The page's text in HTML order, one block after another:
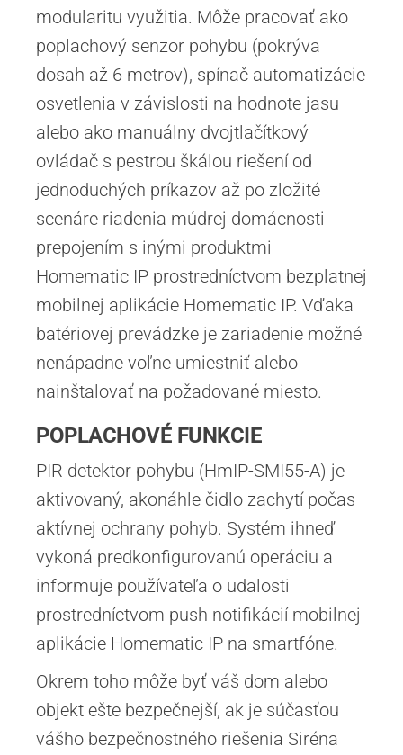
modularitu využitia. Môže pracovať ako
poplachový senzor pohybu (pokrýva
dosah až 6 metrov), spínač automatizácie
osvetlenia v závislosti na hodnote jasu
alebo ako manuálny dvojtlačítkový
ovládač s pestrou škálou riešení od
jednoduchých príkazov až po zložité
scenáre riadenia múdrej domácnosti
prepojením s inými produktmi
Homematic IP prostredníctvom bezplatnej
mobilnej aplikácie Homematic IP. Vďaka
batériovej prevádzke je zariadenie možné
nenápadne voľne umiestniť alebo
nainštalovať na požadované miesto.
POPLACHOVÉ FUNKCIE
PIR detektor pohybu (HmIP-SMI55-A) je
aktivovaný, akonáhle čidlo zachytí počas
aktívnej ochrany pohyb. Systém ihneď
vykoná predkonfigurovanú operáciu a
informuje používateľa o udalosti
prostredníctvom push notifikácií mobilnej
aplikácie Homematic IP na smartfóne.
Okrem toho môže byť váš dom alebo
objekt ešte bezpečnejší, ak je súčasťou
vášho bezpečnostného riešenia Siréna